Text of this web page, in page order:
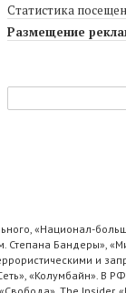
Статистика
Размещение
«Национал-
Степана Бандеры»,
и
«Колумбайн». В